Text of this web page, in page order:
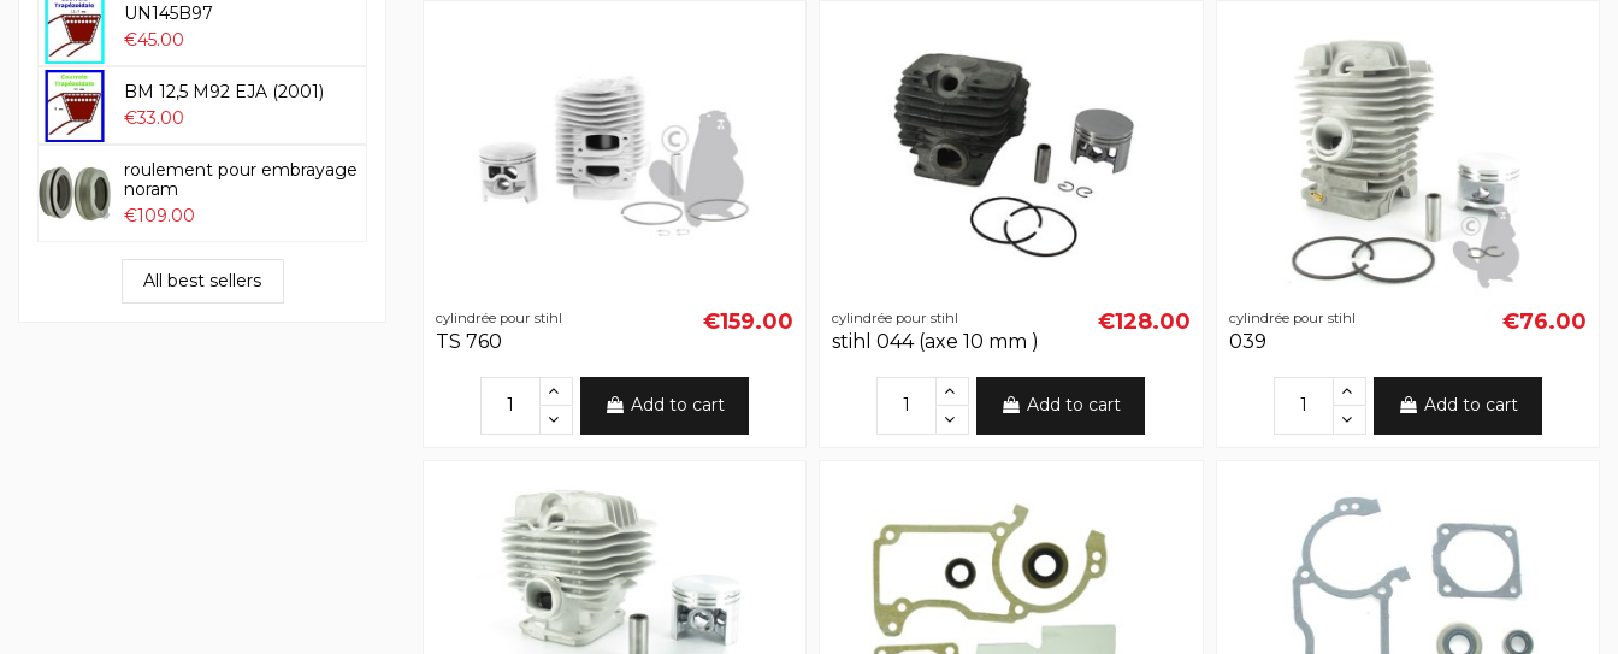
cylindrée pour stihl
TS 760
€159.00
Add to cart
cylindrée pour stihl
stihl 044 (axe 10 mm )
€128.00
Add to cart
cylindrée pour stihl
039
€76.00
Add to cart
UN145B97
€45.00
BM 12,5 M92 EJA (2001)
€33.00
roulement pour embrayage
noram
€109.00
All best sellers